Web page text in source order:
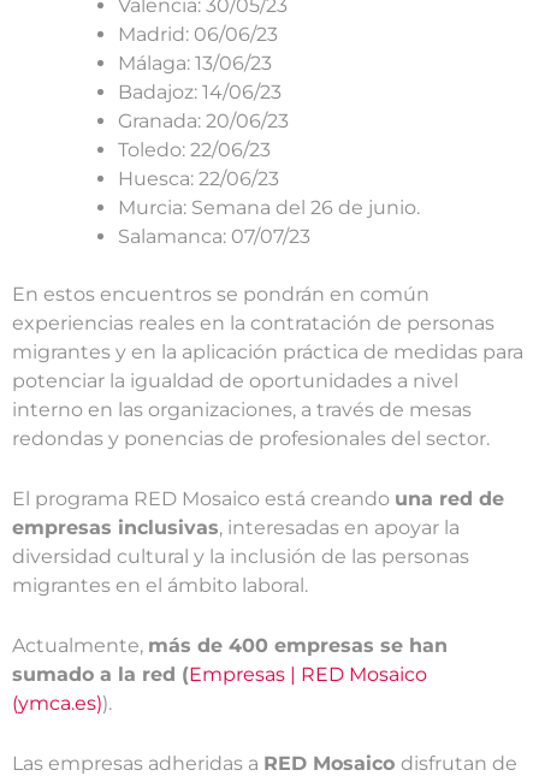
Valencia: 30/05/23
Madrid: 06/06/23
Málaga: 13/06/23
Badajoz: 14/06/23
Granada: 20/06/23
Toledo: 22/06/23
Huesca: 22/06/23
Murcia: Semana del 26 de junio.
Salamanca: 07/07/23
En estos encuentros se pondrán en común
experiencias reales en la contratación de personas
migrantes y en la aplicación práctica de medidas para
potenciar la igualdad de oportunidades a nivel
interno en las organizaciones, a través de mesas
redondas y ponencias de profesionales del sector.
El programa RED Mosaico está creando una red de
empresas inclusivas, interesadas en apoyar la
diversidad cultural y la inclusión de las personas
migrantes en el ámbito laboral.
Actualmente, más de 400 empresas se han
sumado a la red (Empresas | RED Mosaico
(ymca.es)).
Las empresas adheridas a RED Mosaico disfrutan de